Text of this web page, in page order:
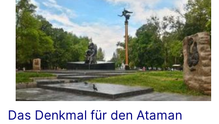
Das Denkmal für den Ataman